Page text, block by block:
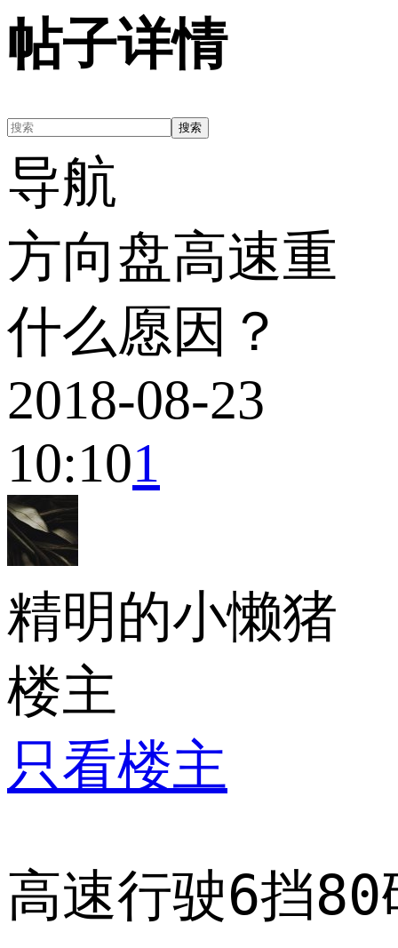
帖子详情
搜索
导航
方向盘高速重
什么愿因？
2018-08-23
10:101
精明的小懒猪
楼主
只看楼主
高速行驶6挡